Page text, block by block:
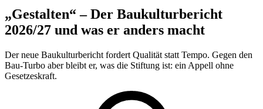
„Gestalten“ – Der Baukulturbericht
2026/27 und was er anders macht
Der neue Baukulturbericht fordert Qualität statt Tempo. Gegen den
Bau-Turbo aber bleibt er, was die Stiftung ist: ein Appell ohne
Gesetzeskraft.